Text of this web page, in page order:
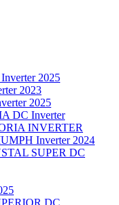
2025
2023
2025
DC Inverter
INVERTER
Inverter 2024
SUPER DC
DC